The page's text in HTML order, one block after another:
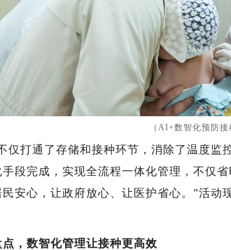
（AI+数智化预防接
打通了存储和接种环节，消除了温度监
段完成，实现全流程一体化管理，不仅
安心，让政府放心、让医护省心。”活
，数智化管理让接种更高效